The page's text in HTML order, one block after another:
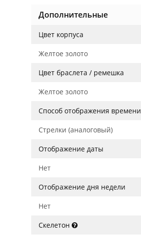
Дополнительные
Цвет корпуса
Желтое золото
Цвет браслета / ремешка
Желтое золото
Способ отображения времени
Стрелки (аналоговый)
Отображение даты
Нет
Отображение дня недели
Нет
Скелетон